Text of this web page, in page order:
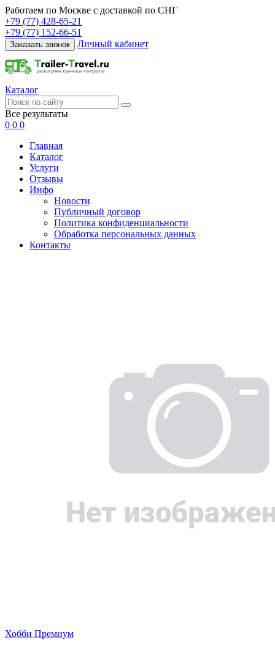
Работаем по Москве с доставкой по СНГ
+79 (77) 428-65-21
+79 (77) 152-66-51
Заказать звонок Личный кабинет
Каталог
Все результаты
0 0 0
Главная
Каталог
Услуги
Отзывы
Инфо
Новости
Публичный договор
Политика конфиденциальности
Обработка персональных данных
Контакты
Хобби Премиум